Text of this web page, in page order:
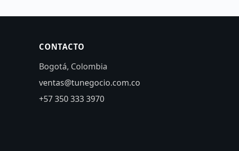
CONTACTO
Bogotá, Colombia
ventas@tunegocio.com.co
+57 350 333 3970